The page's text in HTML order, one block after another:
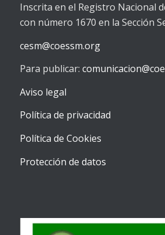
Inscrita en el Registro Nacional
con número 1670 en la Sección
cesm@coessm.org
Para publicar:
Aviso legal
Política de privacidad
Política de Cookies
Protección de datos